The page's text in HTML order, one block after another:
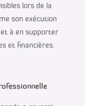
lors de la
son exécution
à en supporter
et financières.